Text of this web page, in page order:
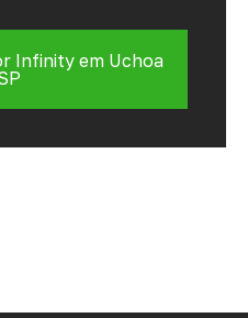
Infinity em Uchoa